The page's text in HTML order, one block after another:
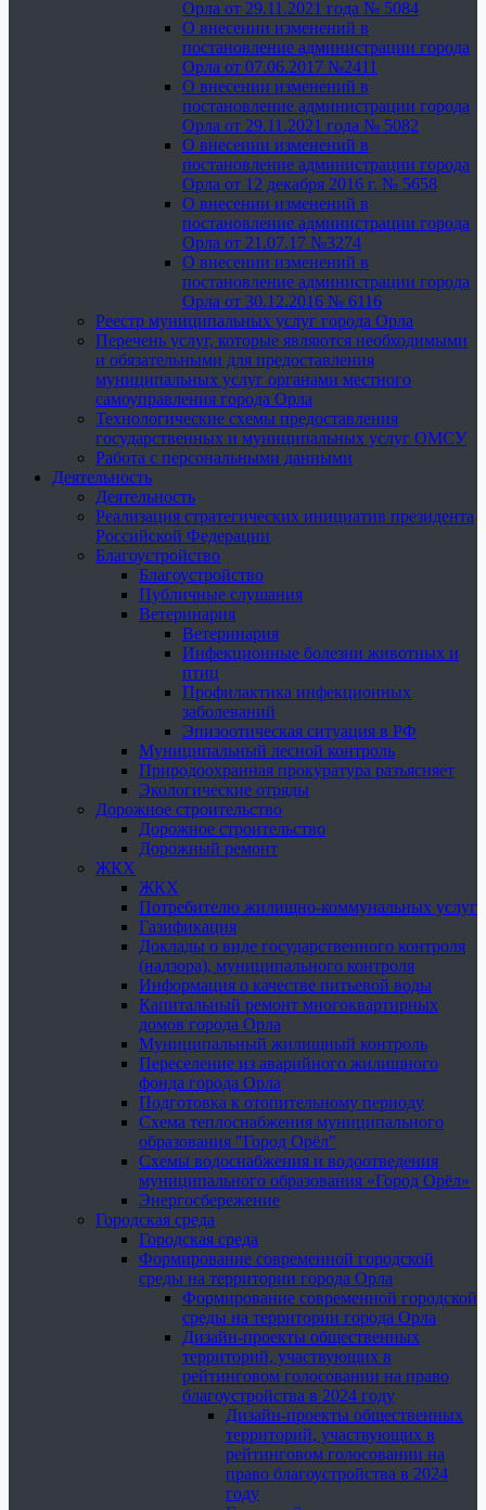
Орла от 29.11.2021 года № 5084
О внесении изменений в
постановление администрации города
Орла от 07.06.2017 №2411
О внесении изменений в
постановление администрации города
Орла от 29.11.2021 года № 5082
О внесении изменений в
постановление администрации города
Орла от 12 декабря 2016 г. № 5658
О внесении изменений в
постановление администрации города
Орла от 21.07.17 №3274
О внесении изменений в
постановление администрации города
Орла от 30.12.2016 № 6116
Реестр муниципальных услуг города Орла
Перечень услуг, которые являются необходимыми
и обязательными для предоставления
муниципальных услуг органами местного
самоуправления города Орла
Технологические схемы предоставления
государственных и муниципальных услуг ОМСУ
Работа с персональными данными
Деятельность
Деятельность
Реализация стратегических инициатив президента
Российской Федерации
Благоустройство
Благоустройство
Публичные слушания
Ветеринария
Ветеринария
Инфекционные болезни животных и
птиц
Профилактика инфекционных
заболеваний
Эпизоотическая ситуация в РФ
Муниципальный лесной контроль
Природоохранная прокуратура разъясняет
Экологические отряды
Дорожное строительство
Дорожное строительство
Дорожный ремонт
ЖКХ
ЖКХ
Потребителю жилищно-коммунальных услуг
Газификация
Доклады о виде государственного контроля
(надзора), муниципального контроля
Информация о качестве питьевой воды
Капитальный ремонт многоквартирных
домов города Орла
Муниципальный жилищный контроль
Переселение из аварийного жилищного
фонда города Орла
Подготовка к отопительному периоду
Схема теплоснабжения муниципального
образования "Город Орёл"
Схемы водоснабжения и водоотведения
муниципального образования «Город Орёл»
Энергосбережение
Городская среда
Городская среда
Формирование современной городской
среды на территории города Орла
Формирование современной городской
среды на территории города Орла
Дизайн-проекты общественных
территорий, участвующих в
рейтинговом голосовании на право
благоустройства в 2024 году
Дизайн-проекты общественных
территорий, участвующих в
рейтинговом голосовании на
право благоустройства в 2024
году